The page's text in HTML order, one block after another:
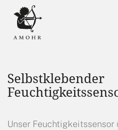
Selbstklebender
Unser